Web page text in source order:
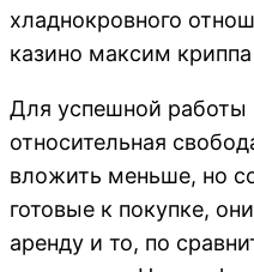
хладнокровного
казино максим
Для успешной работы
относительная
вложить меньше, но
готовые к покупке,
аренду и то, по